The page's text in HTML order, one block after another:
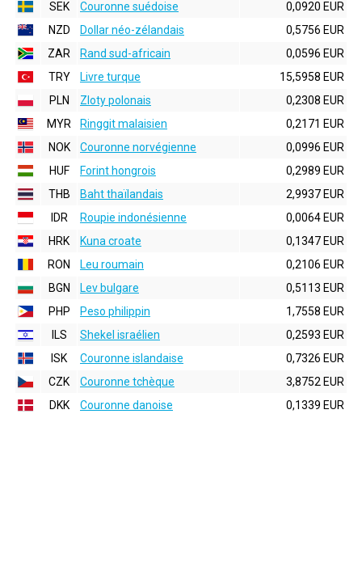
SEK
Couronne suédoise
0,0920 EUR
NZD
Dollar néo-zélandais
0,5756 EUR
ZAR
Rand sud-africain
0,0596 EUR
TRY
Livre turque
15,5958 EUR
PLN
Zloty polonais
0,2308 EUR
MYR
Ringgit malaisien
0,2171 EUR
NOK
Couronne norvégienne
0,0996 EUR
HUF
Forint hongrois
0,2989 EUR
THB
Baht thaïlandais
2,9937 EUR
IDR
Roupie indonésienne
0,0064 EUR
HRK
Kuna croate
0,1347 EUR
RON
Leu roumain
0,2106 EUR
BGN
Lev bulgare
0,5113 EUR
PHP
Peso philippin
1,7558 EUR
ILS
Shekel israélien
0,2593 EUR
ISK
Couronne islandaise
0,7326 EUR
CZK
Couronne tchèque
3,8752 EUR
DKK
Couronne danoise 0,1339 EUR